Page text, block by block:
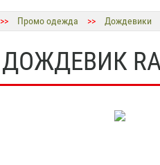
>> Промо одежда >> Дождевики
ДОЖДЕВИК